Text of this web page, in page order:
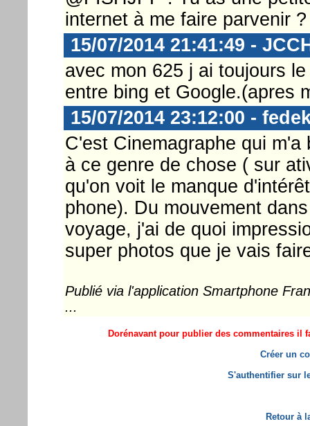
internet à me faire parvenir ?
15/07/2014 21:41:49 -
avec mon 625 j ai toujours
entre bing et Google.(apres
15/07/2014 23:12:00 -
C'est Cinemagraphe qui
à ce genre de chose ( sur
qu'on voit le manque
phone). Du mouvement
voyage, j'ai de quoi
super photos que je vais
Publié via l'application Smartphone
...
Dorénavant pour publier des commentaires il
Créer un
S'authentifier sur
Retour à